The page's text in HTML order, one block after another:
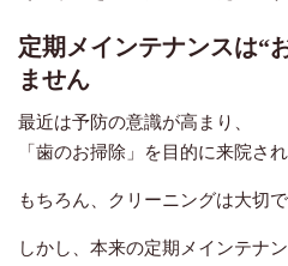
定期メインテナンスは“
ません
最近は予防の意識が高まり、
「歯のお掃除」を目的に来院さ
もちろん、クリーニングは大切で
しかし、本来の定期メインテナ